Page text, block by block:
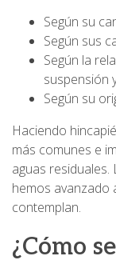
Según su
Según sus
Según la
suspensión
Según su
Haciendo
más comunes e
aguas
hemos avanzado
contemplan.
¿Cómo